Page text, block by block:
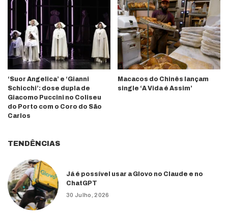
‘Suor Angelica’ e ‘Gianni
Schicchi’: dose dupla de
Giacomo Puccini no Coliseu
do Porto com o Coro do São
Carlos
Macacos do Chinês lançam
single ‘A Vida é Assim’
TENDÊNCIAS
Já é possível usar a Glovo no Claude e no
ChatGPT
30 Julho, 2026